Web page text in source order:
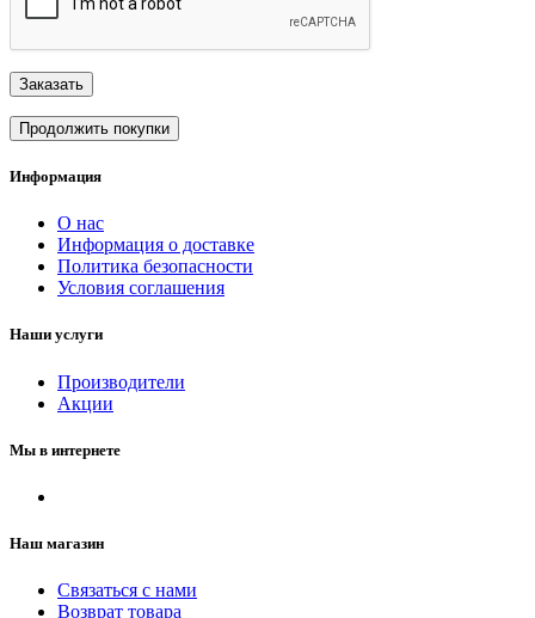
Заказать
Продолжить покупки
Информация
О нас
Информация о доставке
Политика безопасности
Условия соглашения
Наши услуги
Производители
Акции
Мы в интернете
Наш магазин
Связаться с нами
Возврат товара